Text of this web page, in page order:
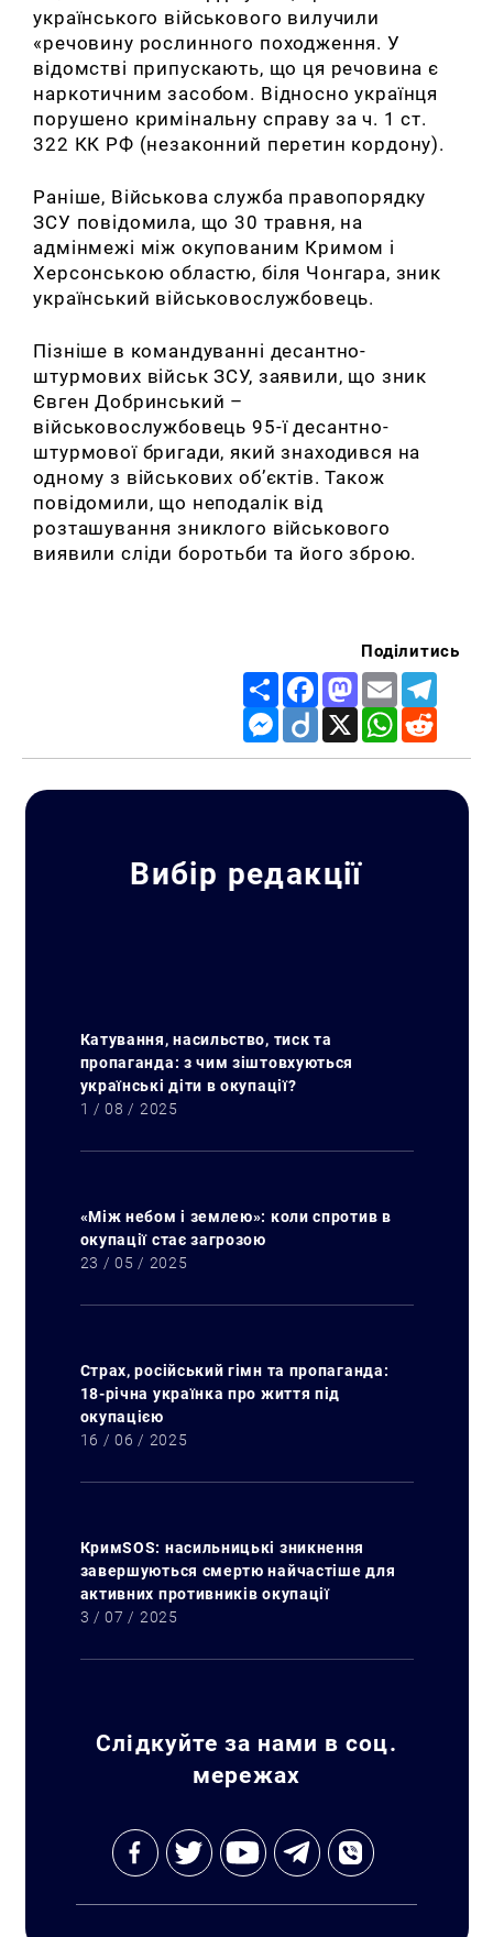
українського військового вилучили
«речовину рослинного походження. У
відомстві припускають, що ця речовина є
наркотичним засобом. Відносно українця
порушено кримінальну справу за ч. 1 ст.
322 КК РФ (незаконний перетин кордону).
Раніше, Військова служба правопорядку
ЗСУ повідомила, що 30 травня, на
адмінмежі між окупованим Кримом і
Херсонською областю, біля Чонгара, зник
український військовослужбовець.
Пізніше в командуванні десантно-
штурмових військ ЗСУ, заявили, що зник
Євген Добринський –
військовослужбовець 95-ї десантно-
штурмової бригади, який знаходився на
одному з військових об’єктів. Також
повідомили, що неподалік від
розташування зниклого військового
виявили сліди боротьби та його зброю.
Поділитись
Share FacebookMastodon
Email
Messenger
Diigo X WhatsApp
Вибір редакції
Катування, насильство, тиск та
пропаганда: з чим зіштовхуються
українські діти в окупації?
1 / 08 / 2025
«Між небом і землею»: коли спротив в
окупації стає загрозою
23 / 05 / 2025
Страх, російський гімн та пропаганда:
18-річна українка про життя під
окупацією
16 / 06 / 2025
КримSOS: насильницькі зникнення
завершуються смертю найчастіше для
активних противників окупації
3 / 07 / 2025
Слідкуйте за нами в соц.
мережах